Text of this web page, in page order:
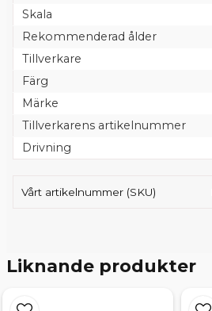
Skala
Rekommenderad ålder
Tillverkare
Färg
Märke
Tillverkarens artikelnummer
Drivning
Vårt artikelnummer (SKU)
Liknande produkter